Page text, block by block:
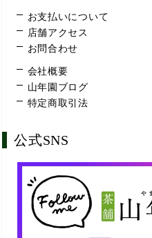
お支払いについて
店舗アクセス
お問合わせ
会社概要
山年園ブログ
特定商取引法
公式SNS